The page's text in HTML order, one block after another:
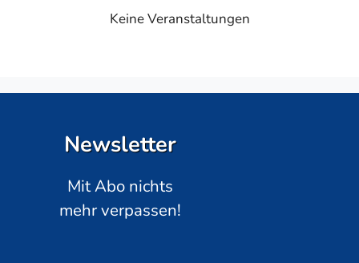
Keine Veranstaltungen
Newsletter
Mit Abo nichts
mehr verpassen!